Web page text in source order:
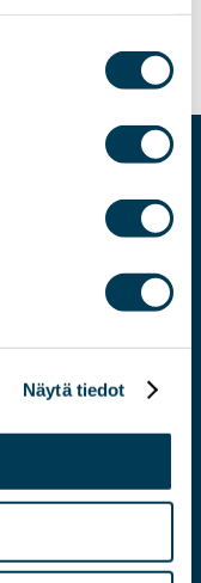
Näytä tiedot